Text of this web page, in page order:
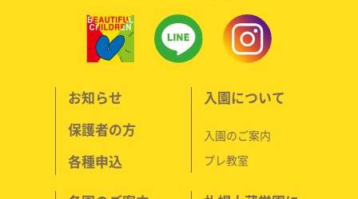
お知らせ
保護者の方
各種申込
入園について
入園のご案内
プレ教室